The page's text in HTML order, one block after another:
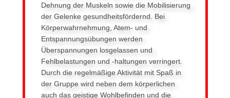
Dehnung der Muskeln sowie die Mobilisierung
der Gelenke gesundheitsfördernd. Bei
Körperwahrnehmung, Atem- und
Entspannungsübungen werden
Überspannungen losgelassen und
Fehlbelastungen und -haltungen verringert.
Durch die regelmäßige Aktivität mit Spaß in
der Gruppe wird neben dem körperlichen
auch das geistige Wohlbefinden und die